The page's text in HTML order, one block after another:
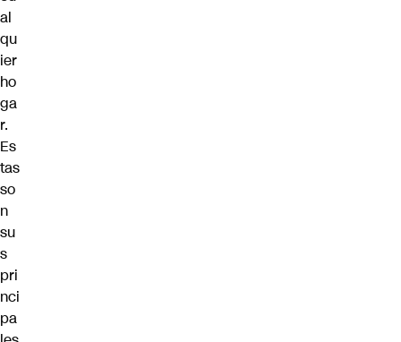
al
qu
ier
ho
ga
r.
Es
tas
so
n
su
s
pri
nci
pa